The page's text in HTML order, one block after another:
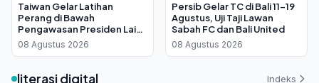
Taiwan Gelar Latihan
Perang di Bawah
Pengawasan Presiden Lai
Ching-te, China Bereaksi
Keras
08 Agustus 2026
Persib Gelar TC di Bali 11-19
Agustus, Uji Taji Lawan
Sabah FC dan Bali United
08 Agustus 2026
literasi digital Indeks